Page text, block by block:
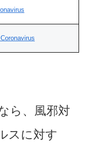
ら、風邪対
スに対す